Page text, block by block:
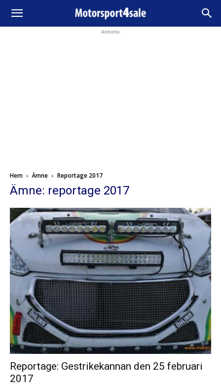
Annons:
Hem Ämne Reportage 2017
Ämne: reportage 2017
Reportage: Gestrikekannan den 25 februari
2017